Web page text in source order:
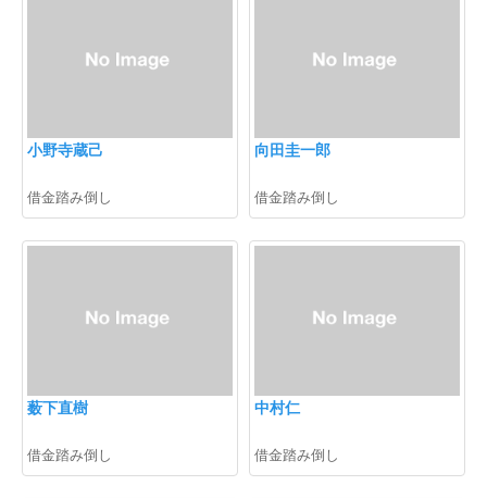
小野寺蔵己
借金踏み倒し
向田圭一郎
借金踏み倒し
薮下直樹
借金踏み倒し
中村仁
借金踏み倒し